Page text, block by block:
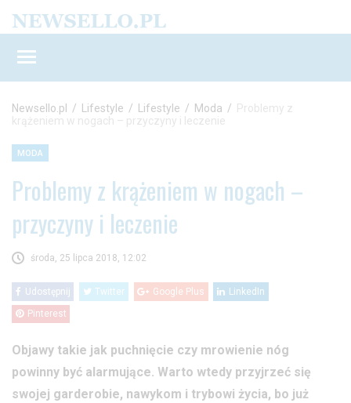
Newsello.pl / Lifestyle / Lifestyle / Moda / Problemy z
krążeniem w nogach – przyczyny i leczenie
MODA
Problemy z krążeniem w nogach –
przyczyny i leczenie
środa, 25 lipca 2018, 12:02
Udostępnij Twitter Google Plus LinkedIn
Pinterest
Objawy takie jak puchnięcie czy mrowienie nóg
powinny być alarmujące. Warto wtedy przyjrzeć się
swojej garderobie, nawykom i trybowi życia, bo już